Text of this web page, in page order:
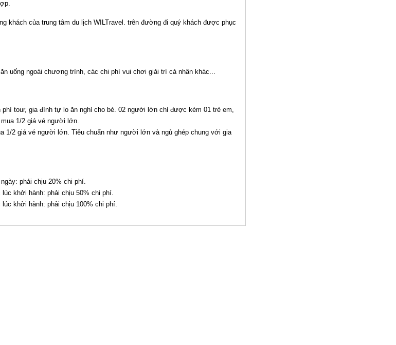
khách của trung tâm du lịch WILTravel. trên đường đi quý khách được phục
uống ngoài chương trình, các chi phí vui chơi giải trí cá nhân khác...
tour, gia đình tự lo ăn nghỉ cho bé. 02 người lớn chỉ được kèm 01 trẻ em,
1/2 giá vé người lớn.
1/2 giá vé người lớn. Tiêu chuẩn như người lớn và ngủ ghép chung với gia
phải chịu 20% chi phí.
khởi hành: phải chịu 50% chi phí.
khởi hành: phải chịu 100% chi phí.